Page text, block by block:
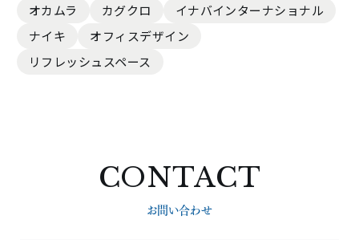
オカムラ
カグクロ
イナバインターナショナル
ナイキ
オフィスデザイン
リフレッシュスペース
CONTACT
お問い合わせ